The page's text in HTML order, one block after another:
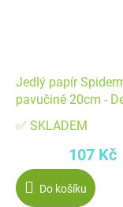
Jedlý papír
pavučině 20cm -
✅ SKLADEM
107 Kč
Do košíku